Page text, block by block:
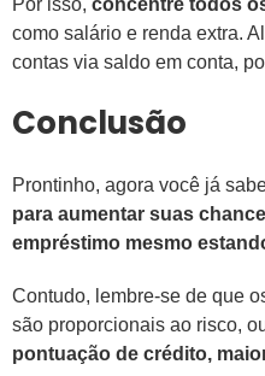
Por isso, concentre todos
como salário e renda extra.
contas via saldo em conta,
Conclusão
Prontinho, agora você já
para aumentar suas
empréstimo mesmo
Contudo, lembre-se de que
são proporcionais ao risco,
pontuação de crédito,